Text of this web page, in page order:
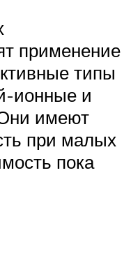
применение
типы
ионные и
имеют
при малых
пока